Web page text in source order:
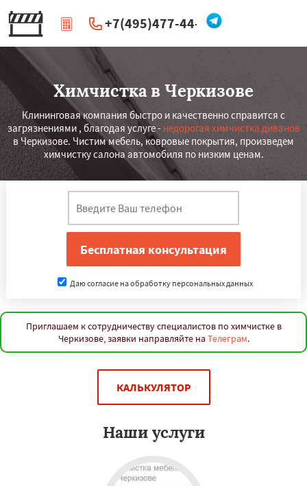
+7(495)477-44-66
| Перезвоните мне
Химчистка в Черкизове
Клининговая компания быстро и качественно справится с
загрязнениями , благодая услуге - недорогая химчистка диванов
в Черкизове. Чистим мебель, ковровые покрытия, произведем
химчистку салона автомобиля по низким ценам.
Даю согласие на обработку персональных данных
Приглашаем к сотрудничеству специалистов по химчистке в
Черкизове, заявки направляйте на Телеграм.
КАЛЬКУЛЯТОР
Наши услуги